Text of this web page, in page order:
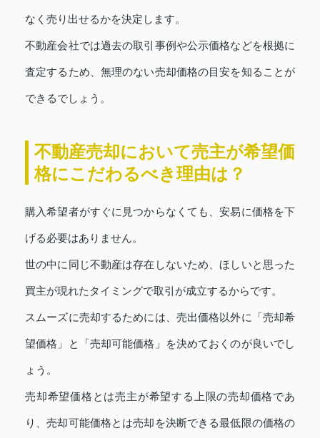
なく売り出せるかを決定します。
不動産会社では過去の取引事例や公示価格などを根拠に
査定するため、無理のない売却価格の目安を知ることが
できるでしょう。
不動産売却において売主が希望価
格にこだわるべき理由は？
購入希望者がすぐに見つからなくても、安易に価格を下
げる必要はありません。
世の中に同じ不動産は存在しないため、ほしいと思った
買主が現れたタイミングで取引が成立するからです。
スムーズに売却するためには、売出価格以外に「売却希
望価格」と「売却可能価格」を決めておくのが良いでし
ょう。
売却希望価格とは売主が希望する上限の売却価格であ
り、売却可能価格とは売却を決断できる最低限の価格の